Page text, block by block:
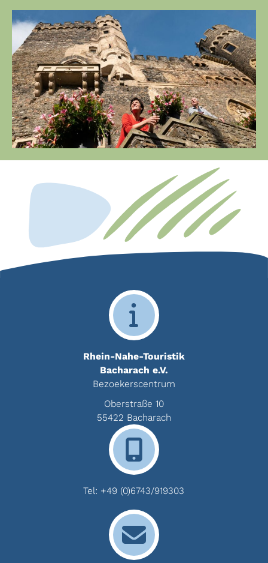
Rhein-Nahe-Touristik
Bacharach e.V.
Bezoekerscentrum
Oberstraße 10
55422 Bacharach
Tel: +49 (0)6743/919303